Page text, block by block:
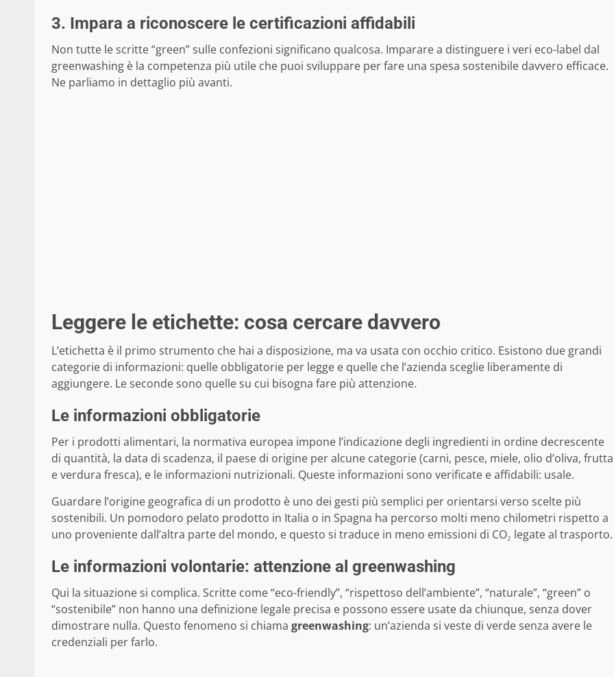
3. Impara a riconoscere le certificazioni affidabili
Non tutte le scritte “green” sulle confezioni significano qualcosa. Imparare a distinguere i veri eco-label dal
greenwashing è la competenza più utile che puoi sviluppare per fare una spesa sostenibile davvero efficace.
Ne parliamo in dettaglio più avanti.
Leggere le etichette: cosa cercare davvero
L’etichetta è il primo strumento che hai a disposizione, ma va usata con occhio critico. Esistono due grandi
categorie di informazioni: quelle obbligatorie per legge e quelle che l’azienda sceglie liberamente di
aggiungere. Le seconde sono quelle su cui bisogna fare più attenzione.
Le informazioni obbligatorie
Per i prodotti alimentari, la normativa europea impone l’indicazione degli ingredienti in ordine decrescente
di quantità, la data di scadenza, il paese di origine per alcune categorie (carni, pesce, miele, olio d’oliva, frutta
e verdura fresca), e le informazioni nutrizionali. Queste informazioni sono verificate e affidabili: usale.
Guardare l’origine geografica di un prodotto è uno dei gesti più semplici per orientarsi verso scelte più
sostenibili. Un pomodoro pelato prodotto in Italia o in Spagna ha percorso molti meno chilometri rispetto a
uno proveniente dall’altra parte del mondo, e questo si traduce in meno emissioni di CO₂ legate al trasporto.
Le informazioni volontarie: attenzione al greenwashing
Qui la situazione si complica. Scritte come “eco-friendly”, “rispettoso dell’ambiente”, “naturale”, “green” o
“sostenibile” non hanno una definizione legale precisa e possono essere usate da chiunque, senza dover
dimostrare nulla. Questo fenomeno si chiama greenwashing: un’azienda si veste di verde senza avere le
credenziali per farlo.